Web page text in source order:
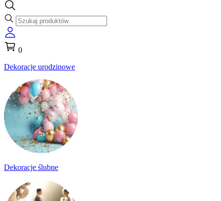
0
Dekoracje urodzinowe
Dekoracje ślubne